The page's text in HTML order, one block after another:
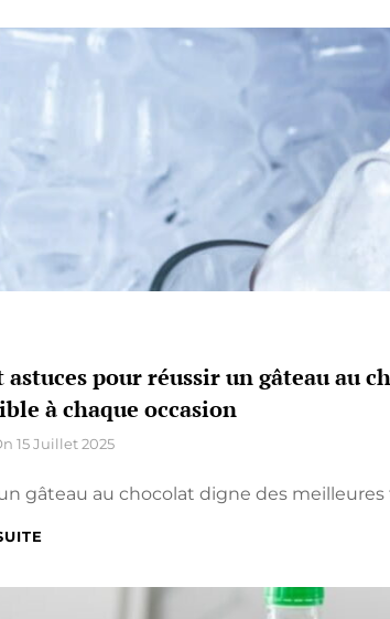
FABRICATION
VIENNOISERIES
:
À
DÉCOUVRIR
astuces pour réussir un gâteau au
à chaque occasion
15 Juillet 2025
gâteau au chocolat digne des meilleures